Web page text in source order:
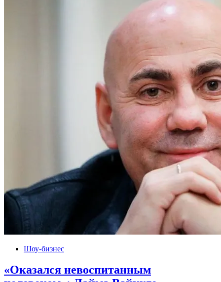
Шоу-бизнес
«Оказался невоспитанным